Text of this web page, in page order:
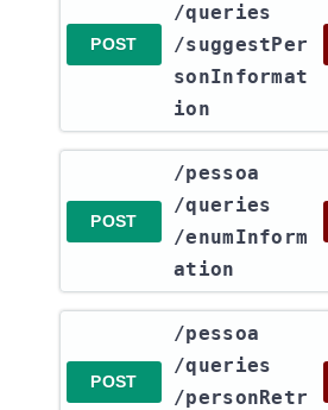
POST
/queries​
/suggestPer
sonInformat
ion
POST
​/pessoa​
/queries​
/enumInform
ation
POST
​/pessoa​
/queries​
/personRetr